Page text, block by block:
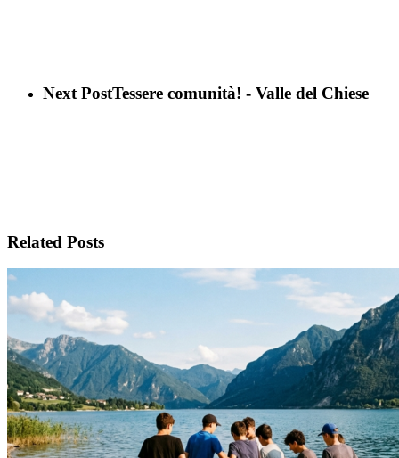
Next PostTessere comunità! - Valle del Chiese
Related Posts